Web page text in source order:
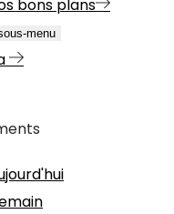
bons plans
menu